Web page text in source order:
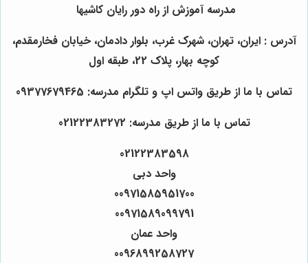
مدرسه آموزش از راه دور رایان کاشیها
آدرس : ایران، تهران، شهرک غرب، بلوار دادمان، خیابان فخارمقدم،
کوچه بهار، پلاک 22، طبقه اول
تماس با ما از طریق واتس اپ و تلگرام مدرسه: 09377679465
تماس با ما از طریق مدرسه: 02122383272
02122383598
واحد دبی
00971585951700
00971589099791
واحد عمان
0096899258727